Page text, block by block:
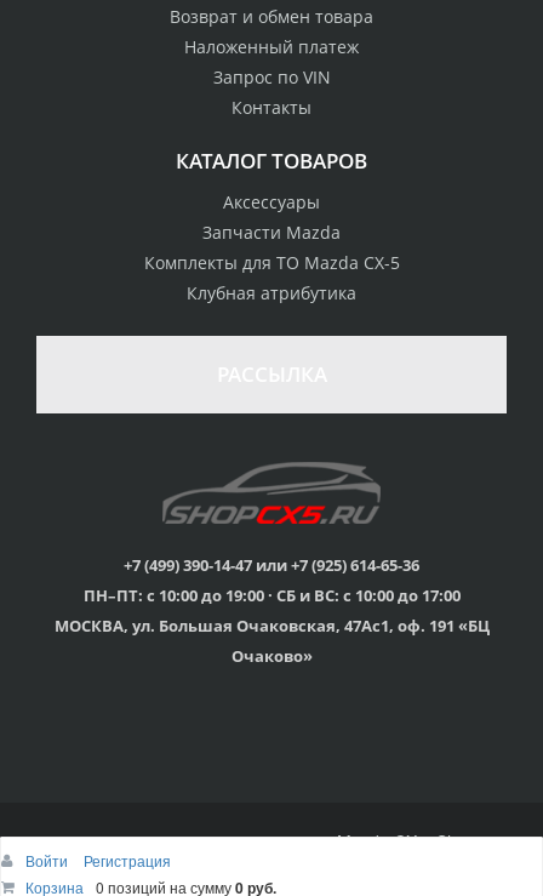
Корзина 0 позиций на сумму0 руб.
Возврат и обмен товара
Наложенный платеж
Запрос по VIN
Контакты
КАТАЛОГ ТОВАРОВ
Аксессуары
Запчасти Mazda
Комплекты для ТО Mazda CX-5
Клубная атрибутика
+7 (499) 390-14-47 или +7 (925) 614-65-36
ПН–ПТ: с 10:00 до 19:00 · СБ и ВС: с 10:00 до 17:00
МОСКВА, ул. Большая Очаковская, 47Ас1, оф. 191 «БЦ
Очаково»
© 2015г-2025г., Клубный магазин Mazda CX-5 Shop
Войти
Регистрация
Корзина
0 позиций на сумму0 руб.